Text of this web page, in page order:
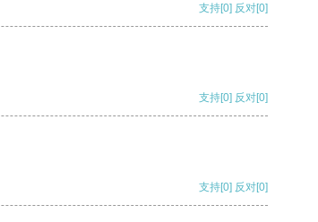
支持[0] 反对[0]
支持[0] 反对[0]
支持[0] 反对[0]